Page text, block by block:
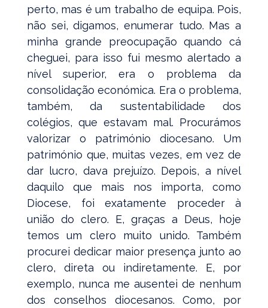
perto, mas é um trabalho de equipa. Pois,
não sei, digamos, enumerar tudo. Mas a
minha grande preocupação quando cá
cheguei, para isso fui mesmo alertado a
nível superior, era o problema da
consolidação económica. Era o problema,
também, da sustentabilidade dos
colégios, que estavam mal. Procurámos
valorizar o património diocesano. Um
património que, muitas vezes, em vez de
dar lucro, dava prejuízo. Depois, a nível
daquilo que mais nos importa, como
Diocese, foi exatamente proceder à
união do clero. E, graças a Deus, hoje
temos um clero muito unido. Também
procurei dedicar maior presença junto ao
clero, direta ou indiretamente. E, por
exemplo, nunca me ausentei de nenhum
dos conselhos diocesanos. Como, por